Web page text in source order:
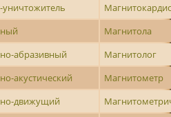
Магнитола
абразивный
Магнитолог
акустический
Магнитометр
движущий